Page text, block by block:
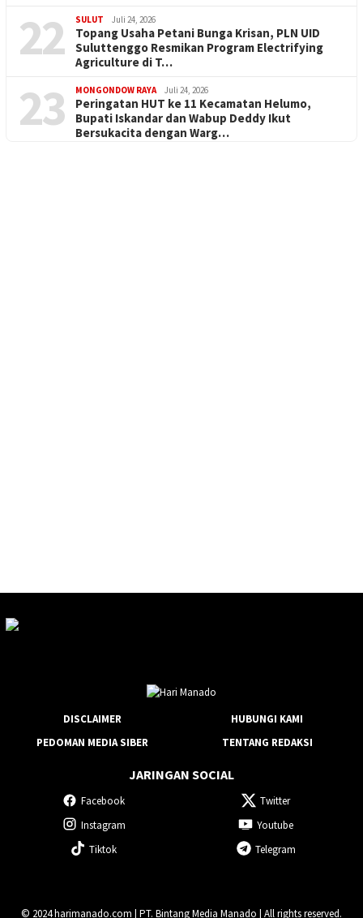
22 SULUT Juli 24, 2026
Topang Usaha Petani Bunga Krisan, PLN UID
Suluttenggo Resmikan Program Electrifying
Agriculture di T…
23 MONGONDOW RAYA Juli 24, 2026
Peringatan HUT ke 11 Kecamatan Helumo,
Bupati Iskandar dan Wabup Deddy Ikut
Bersukacita dengan Warg…
DISCLAIMER
HUBUNGI KAMI
PEDOMAN MEDIA SIBER
TENTANG REDAKSI
JARINGAN SOCIAL
Facebook
Twitter
Instagram
Youtube
Tiktok
Telegram
© 2024 harimanado.com | PT. Bintang Media Manado | All rights reserved.